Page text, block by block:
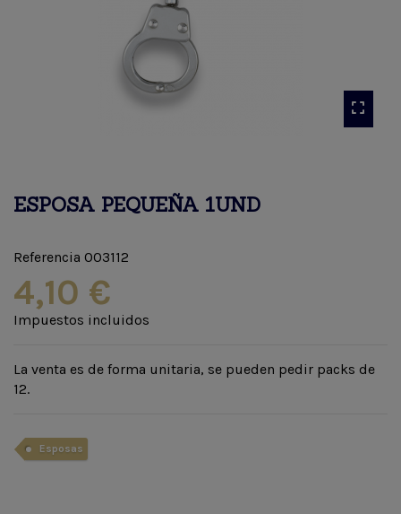
ESPOSA PEQUEÑA 1UND
Referencia 003112
4,10 €
Impuestos incluidos
La venta es de forma unitaria, se pueden pedir packs de
12.
Esposas